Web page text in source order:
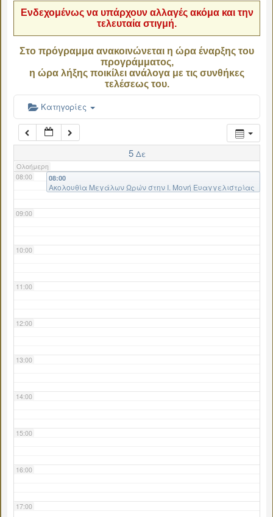
Ενδεχομένως να υπάρχουν αλλαγές ακόμα και την
τελευταία στιγμή.
Στο πρόγραμμα ανακοινώνεται η ώρα έναρξης του
προγράμματος,
η ώρα λήξης ποικίλει ανάλογα με τις συνθήκες
τελέσεως του.
Κατηγορίες
5 Δε
Ολοήμερη
06:00
07:00
08:00
09:00
10:00
11:00
12:00
13:00
14:00
15:00
16:00
17:00
08:00
Ακολουθία Μεγάλων Ωρών στην Ι. Μονή Ευαγγελιστρίας